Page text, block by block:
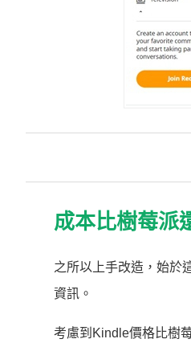
成本比樹莓派
之所以上手改造，始於
資訊。
考慮到Kindle價格比樹